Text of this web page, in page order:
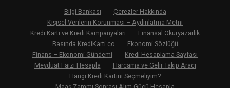
Bilgi Bankası
Çerezler Hakkında
Kişisel Verilerin Korunması – Aydınlatma Metni
Kredi Kartı ve Kredi Kampanyaları
Finansal Okuryazarlık
Basında KrediKarti.co
Ekonomi Sözlüğü
Finans – Ekonomi Gündemi
Kredi Hesaplama Sayfası
Mevduat Faizi Hesapla
Harcama ve Gelir Takip Aracı
Hangi Kredi Kartını Seçmeliyim?